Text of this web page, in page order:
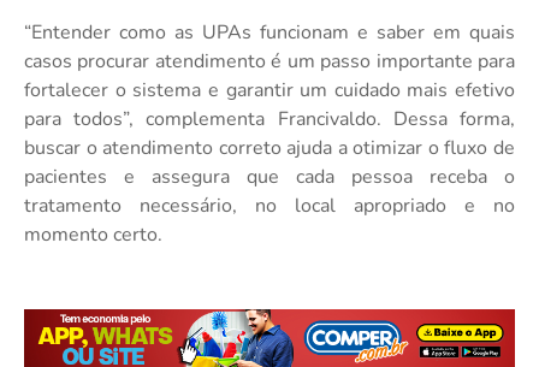
“Entender como as UPAs funcionam e saber em quais
casos procurar atendimento é um passo importante para
fortalecer o sistema e garantir um cuidado mais efetivo
para todos”, complementa Francivaldo. Dessa forma,
buscar o atendimento correto ajuda a otimizar o fluxo de
pacientes e assegura que cada pessoa receba o
tratamento necessário, no local apropriado e no
momento certo.